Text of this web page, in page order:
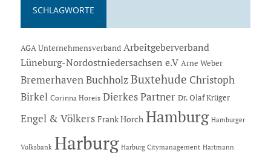
SCHLAGWORTE
AGA Unternehmensverband Arbeitgeberverband
Lüneburg-Nordostniedersachsen e.V Arne Weber
Bremerhaven Buchholz Buxtehude Christoph
Birkel Corinna Horeis Dierkes Partner Dr. Olaf Krüger
Engel & Völkers Frank Horch Hamburg Hamburger
Volksbank Harburg Harburg Citymanagement Hartmann